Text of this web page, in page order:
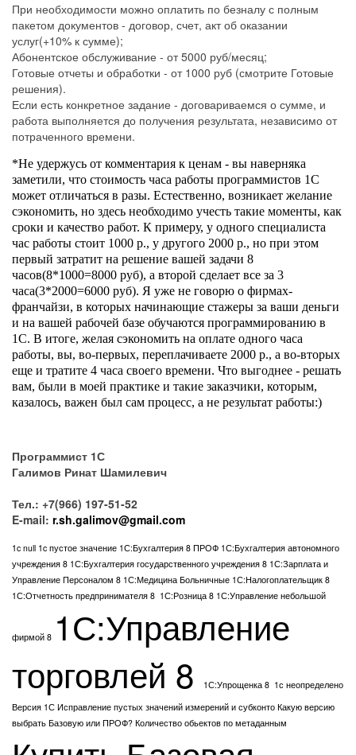
При необходимости можно оплатить по безналу с полным
пакетом документов - договор, счет, акт об оказании
услуг(+10% к сумме);
Абонентское обслуживание - от 5000 руб/месяц;
Готовые отчеты и обработки - от 1000 руб (смотрите Готовые
решения).
Если есть конкретное задание - договариваемся о сумме, и
работа выполняется до получения результата, независимо от
потраченного времени.
*Не удержусь от комментария к ценам - вы наверняка
заметили, что стоимость часа работы программистов 1С
может отличаться в разы. Естественно, возникает желание
сэкономить, но здесь необходимо учесть такие моменты, как
сроки и качество работ. К примеру, у одного специалиста
час работы стоит 1000 р., у другого 2000 р., но при этом
первый затратит на решение вашей задачи 8
часов(8*1000=8000 руб), а второй сделает все за 3
часа(3*2000=6000 руб). Я уже не говорю о фирмах-
франчайзи, в которых начинающие стажеры за ваши деньги
и на вашей рабочей базе обучаются программированию в
1С. В итоге, желая сэкономить на оплате одного часа
работы, вы, во-первых, переплачиваете 2000 р., а во-вторых
еще и тратите 4 часа своего времени. Что выгоднее - решать
вам, были в моей практике и такие заказчики, которым,
казалось, важен был сам процесс, а не результат работы:)
Программист 1С
Галимов Ринат Шамилевич
Тел.: +7(966) 197-51-52
E-mail: r.sh.galimov@gmail.com
1c null 1c пустое значение 1С:Бухгалтерия 8 ПРОФ 1С:Бухгалтерия автономного
учреждения 8 1С:Бухгалтерия государственного учреждения 8 1С:Зарплата и
Управление Персоналом 8 1С:Медицина Больничные 1С:Налогоплательщик 8
1С:Отчетность предпринимателя 8 1С:Розница 8 1С:Управление небольшой
фирмой 8 1С:Управление
торговлей 8
1С:Упрощенка 8 1с неопределено
Версия 1С Исправление пустых значений измерений и субконто Какую версию
выбрать Базовую или ПРОФ? Количество обьектов по метаданным